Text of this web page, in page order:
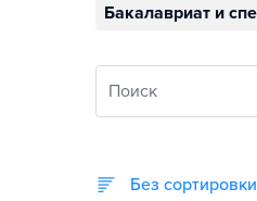
Бакалавриат и
Поиск
Без сортировки